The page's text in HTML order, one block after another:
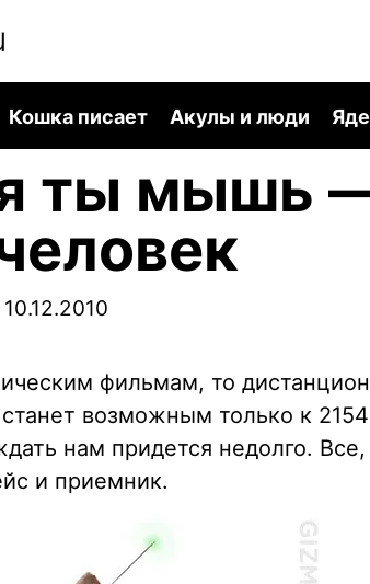
Кошка писает Акулы и люди
ты мышь
10.12.2010
фильмам, то
возможным только к
нам придется недолго.
и приемник.